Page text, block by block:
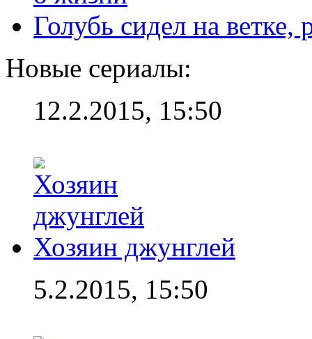
Голубь сидел на
Новые сериалы:
12.2.2015, 15:50
Хозяин джунглей
5.2.2015, 15:50